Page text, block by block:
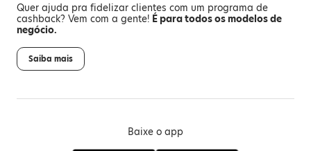
Quer ajuda pra fidelizar clientes com um programa de
cashback? Vem com a gente! É para todos os modelos de
negócio.
Saiba mais
Baixe o app